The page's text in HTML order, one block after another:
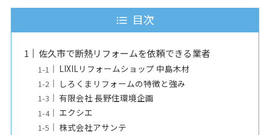
目次
佐久市で断熱リフォームを依頼できる業者
LIXILリフォームショップ 中島木材
しろくまリフォームの特徴と強み
有限会社 長野住環境企画
エクシエ
株式会社アサンテ